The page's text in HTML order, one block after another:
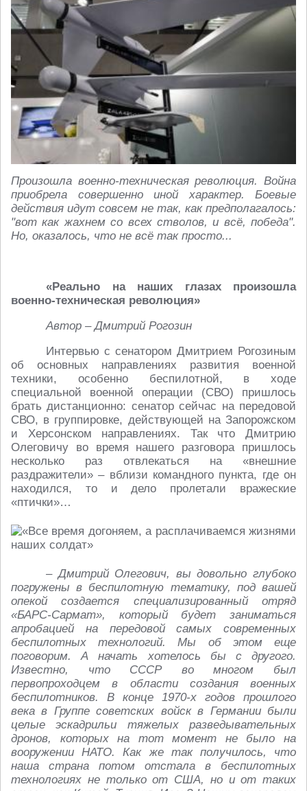
Произошла военно-техническая революция. Война
приобрела совершенно иной характер. Боевые
действия идут совсем не так, как предполагалось:
"вот как жахнем со всех стволов, и всё, победа".
Но, оказалось, что не всё так просто...
«Реально на наших глазах произошла
военно-техническая революция»
Автор – Дмитрий Рогозин
Интервью с сенатором Дмитрием Рогозиным
об основных направлениях развития военной
техники, особенно беспилотной, в ходе
специальной военной операции (СВО) пришлось
брать дистанционно: сенатор сейчас на передовой
СВО, в группировке, действующей на Запорожском
и Херсонском направлениях. Так что Дмитрию
Олеговичу во время нашего разговора пришлось
несколько раз отвлекаться на «внешние
раздражители» – вблизи командного пункта, где он
находился, то и дело пролетали вражеские
«птички»…
– Дмитрий Олегович, вы довольно глубоко
погружены в беспилотную тематику, под вашей
опекой создается специализированный отряд
«БАРС-Сармат», который будет заниматься
апробацией на передовой самых современных
беспилотных технологий. Мы об этом еще
поговорим. А начать хотелось бы с другого.
Известно, что СССР во многом был
первопроходцем в области создания военных
беспилотников. В конце 1970-х годов прошлого
века в Группе советских войск в Германии были
целые эскадрильи тяжелых разведывательных
дронов, которых на тот момент не было на
вооружении НАТО. Как же так получилось, что
наша страна потом отстала в беспилотных
технологиях не только от США, но и от таких